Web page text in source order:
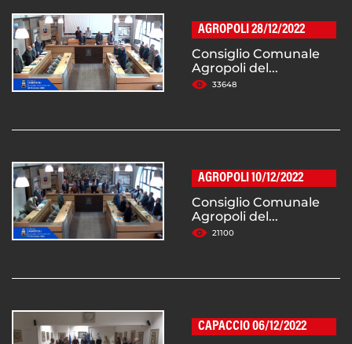
AGROPOLI 28/12/2022
Consiglio Comunale
Agropoli del...
33648
AGROPOLI 10/12/2022
Consiglio Comunale
Agropoli del...
21100
CAPACCIO 06/12/2022